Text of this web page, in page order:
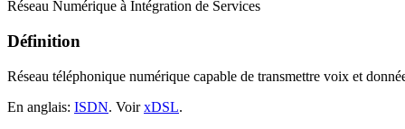
Réseau Numérique à Intégration de Services
Définition
Réseau téléphonique numérique capable de transmettre voix et
En anglais: ISDN. VoirxDSL.